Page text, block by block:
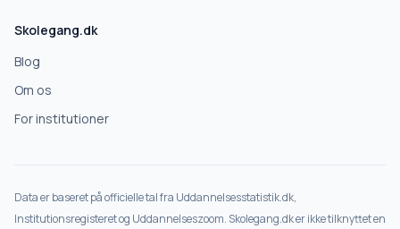
Skolegang.dk
Blog
Om os
For institutioner
Data er baseret på officielle tal fra Uddannelsesstatistik.dk,
Institutionsregisteret og Uddannelseszoom. Skolegang.dk er ikke tilknyttet en